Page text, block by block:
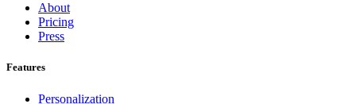
About
Pricing
Press
Features
Personalization